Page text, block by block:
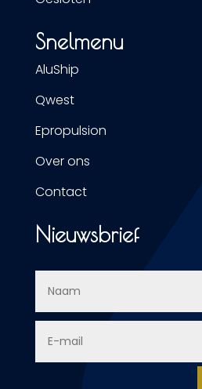
Snelmenu
AluShip
Qwest
Epropulsion
Over ons
Contact
Nieuwsbrief